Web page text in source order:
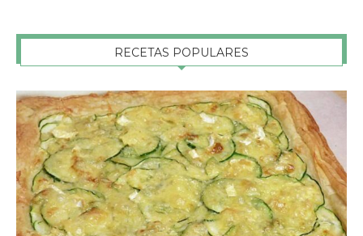
RECETAS POPULARES